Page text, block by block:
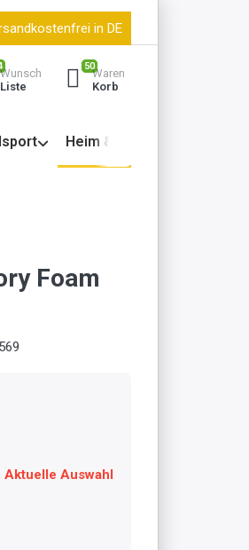
in DE
Wunsch
Liste
50
Waren
Korb
Heim & Garten
Foam
Aktuelle Auswahl